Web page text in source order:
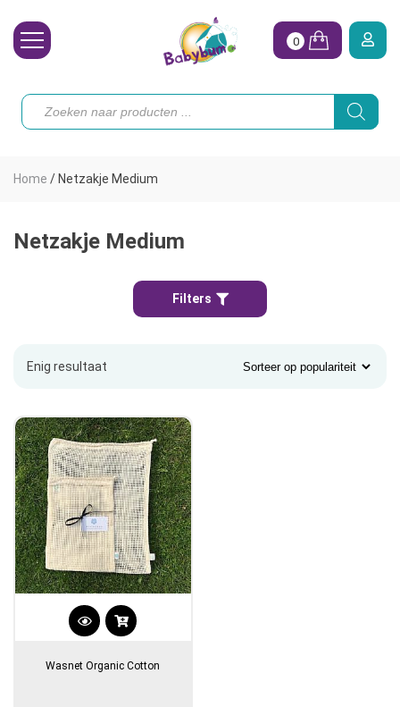
Toebehoren
Koopjes
0
Producten
zoeken
Home / Netzakje Medium
Netzakje Medium
Filters
Enig resultaat
Dit
heeft
Wasnet Organic Cotton